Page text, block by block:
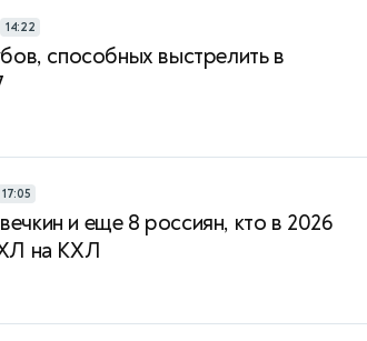
14:22
способных выстрелить в
17:05
и еще 8 россиян, кто в 2026
на КХЛ